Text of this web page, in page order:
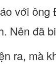
với
Nên đã
ra, mà